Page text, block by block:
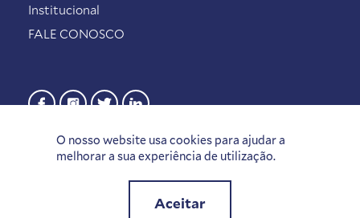
O nosso website usa cookies para ajudar a
melhorar a sua experiência de utilização.
Aceitar
Institucional
FALE CONOSCO